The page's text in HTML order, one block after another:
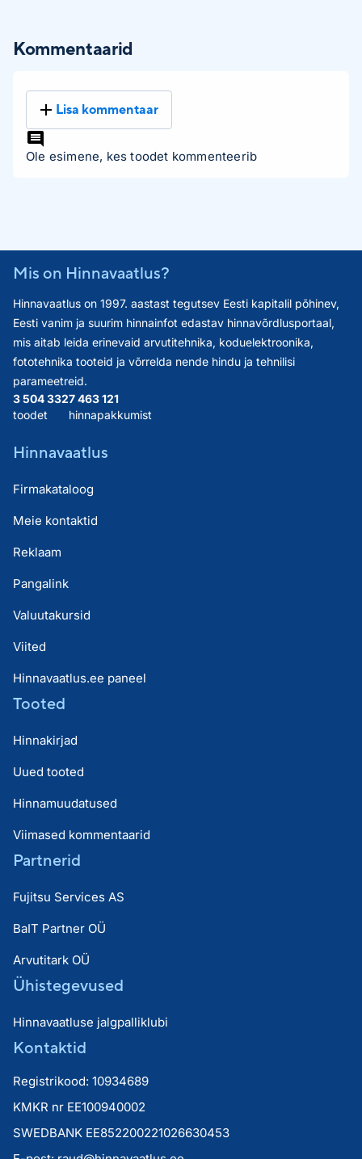
Kommentaarid
Lisa kommentaar
Ole esimene, kes toodet kommenteerib
Mis on Hinnavaatlus?
Hinnavaatlus on 1997. aastast tegutsev Eesti kapitalil põhinev,
Eesti vanim ja suurim hinnainfot edastav hinnavõrdlusportaal,
mis aitab leida erinevaid arvutitehnika, koduelektroonika,
fototehnika tooteid ja võrrelda nende hindu ja tehnilisi
parameetreid.
3 504 332
toodet
7 463 121
hinnapakkumist
Hinnavaatlus
Firmakataloog
Meie kontaktid
Reklaam
Pangalink
Valuutakursid
Viited
Hinnavaatlus.ee paneel
Tooted
Hinnakirjad
Uued tooted
Hinnamuudatused
Viimased kommentaarid
Partnerid
Fujitsu Services AS
BaIT Partner OÜ
Arvutitark OÜ
Ühistegevused
Hinnavaatluse jalgpalliklubi
Kontaktid
Registrikood: 10934689
KMKR nr EE100940002
SWEDBANK EE852200221026630453